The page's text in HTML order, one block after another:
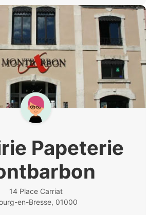
Papeterie
14 Place Carriat
en-Bresse, 01000